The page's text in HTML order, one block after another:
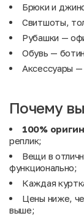
Брюки и
Свитшоты,
Рубашки —
Обувь —
Аксессуары —
Почему
100%
реплик;
Вещи в
функционально;
Каждая
Цены ниже,
выше;